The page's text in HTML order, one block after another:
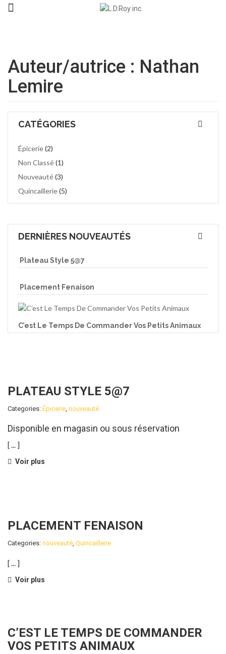
Auteur/autrice : Nathan
Lemire
CATÉGORIES
Épicerie(2)
Non Classé(1)
Nouveauté(3)
Quincaillerie(5)
DERNIÈRES NOUVEAUTÉS
Plateau Style 5@7
Placement Fenaison
C’est Le Temps De Commander Vos Petits Animaux
PLATEAU STYLE 5@7
Categories: Épicerie, nouveauté
Disponible en magasin ou sous réservation
[ ... ]
Voir plus
PLACEMENT FENAISON
Categories: nouveauté, Quincaillerie
[ ... ]
Voir plus
C’EST LE TEMPS DE COMMANDER
VOS PETITS ANIMAUX